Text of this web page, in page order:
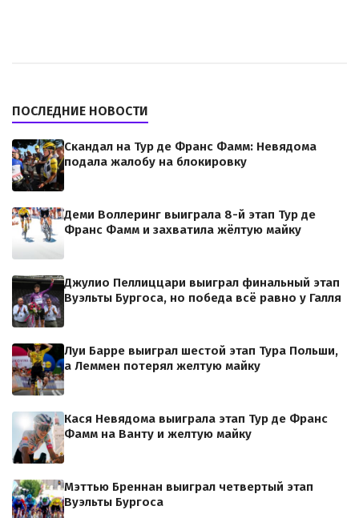
ПОСЛЕДНИЕ НОВОСТИ
Скандал на Тур де Франс Фамм: Невядома
подала жалобу на блокировку
Деми Воллеринг выиграла 8-й этап Тур де
Франс Фамм и захватила жёлтую майку
Джулио Пеллиццари выиграл финальный этап
Вуэльты Бургоса, но победа всё равно у Галля
Луи Барре выиграл шестой этап Тура Польши,
а Леммен потерял желтую майку
Кася Невядома выиграла этап Тур де Франс
Фамм на Ванту и желтую майку
Мэттью Бреннан выиграл четвертый этап
Вуэльты Бургоса